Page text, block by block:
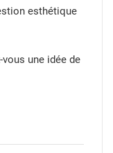
esthétique
une idée de